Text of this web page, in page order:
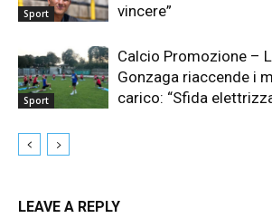
Sport
vincere”
Sport
Calcio Promozione –
Gonzaga riaccende i
carico: “Sfida
LEAVE A REPLY